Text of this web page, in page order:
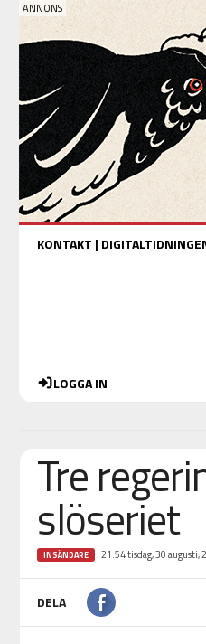
KONTAKT |
LOGGA IN
Tre
slöseriet
INSÄNDARE 21:54 tisdag, 30 augusti,
DELA